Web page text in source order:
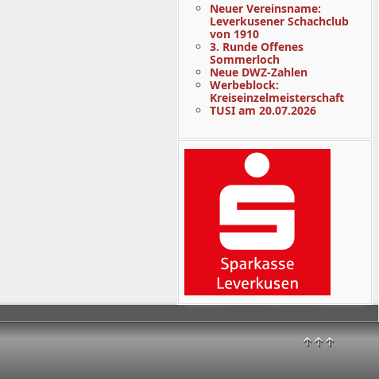
↑↑↑
Neuer Vereinsname:
Leverkusener Schachclub
von 1910
3. Runde Offenes
Sommerloch
Neue DWZ-Zahlen
Werbeblock:
Kreiseinzelmeisterschaft
TUSI am 20.07.2026